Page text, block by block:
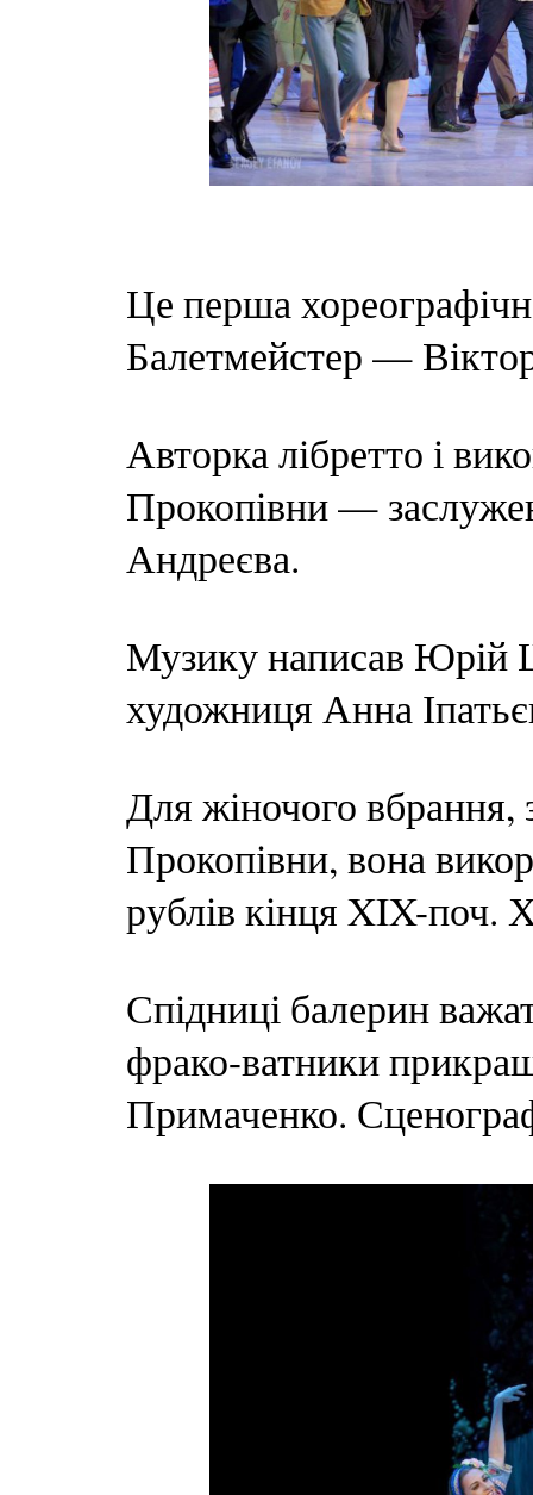
Це перша
Балетмейстер —
Авторка лібретто і
Прокопівни —
Андреєва.
Музику написав Юрій
художниця Анна
Для жіночого вбрання,
Прокопівни, вона
рублів кінця XIX-поч.
Спідниці балерин
фрако-ватники
Примаченко.